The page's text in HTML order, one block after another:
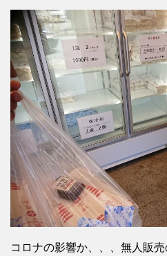
コロナの影響か、、、無人販